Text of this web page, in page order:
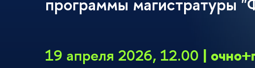
19 апреля 2026, 12.00 |